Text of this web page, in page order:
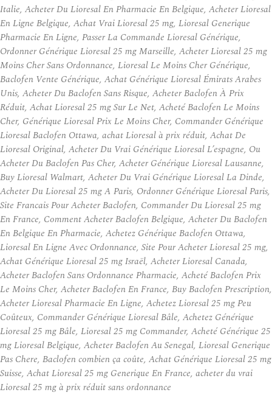
Italie, Acheter Du Lioresal En Pharmacie En Belgique, Acheter Lioresal
En Ligne Belgique, Achat Vrai Lioresal 25 mg, Lioresal Generique
Pharmacie En Ligne, Passer La Commande Lioresal Générique,
Ordonner Générique Lioresal 25 mg Marseille, Acheter Lioresal 25 mg
Moins Cher Sans Ordonnance, Lioresal Le Moins Cher Générique,
Baclofen Vente Générique, Achat Générique Lioresal Émirats Arabes
Unis, Acheter Du Baclofen Sans Risque, Acheter Baclofen À Prix
Réduit, Achat Lioresal 25 mg Sur Le Net, Acheté Baclofen Le Moins
Cher, Générique Lioresal Prix Le Moins Cher, Commander Générique
Lioresal Baclofen Ottawa, achat Lioresal à prix réduit, Achat De
Lioresal Original, Acheter Du Vrai Générique Lioresal L’espagne, Ou
Acheter Du Baclofen Pas Cher, Acheter Générique Lioresal Lausanne,
Buy Lioresal Walmart, Acheter Du Vrai Générique Lioresal La Dinde,
Acheter Du Lioresal 25 mg A Paris, Ordonner Générique Lioresal Paris,
Site Francais Pour Acheter Baclofen, Commander Du Lioresal 25 mg
En France, Comment Acheter Baclofen Belgique, Acheter Du Baclofen
En Belgique En Pharmacie, Achetez Générique Baclofen Ottawa,
Lioresal En Ligne Avec Ordonnance, Site Pour Acheter Lioresal 25 mg,
Achat Générique Lioresal 25 mg Israël, Acheter Lioresal Canada,
Acheter Baclofen Sans Ordonnance Pharmacie, Acheté Baclofen Prix
Le Moins Cher, Acheter Baclofen En France, Buy Baclofen Prescription,
Acheter Lioresal Pharmacie En Ligne, Achetez Lioresal 25 mg Peu
Coûteux, Commander Générique Lioresal Bâle, Achetez Générique
Lioresal 25 mg Bâle, Lioresal 25 mg Commander, Acheté Générique 25
mg Lioresal Belgique, Acheter Baclofen Au Senegal, Lioresal Generique
Pas Chere, Baclofen combien ça coûte, Achat Générique Lioresal 25 mg
Suisse, Achat Lioresal 25 mg Generique En France, acheter du vrai
Lioresal 25 mg à prix réduit sans ordonnance